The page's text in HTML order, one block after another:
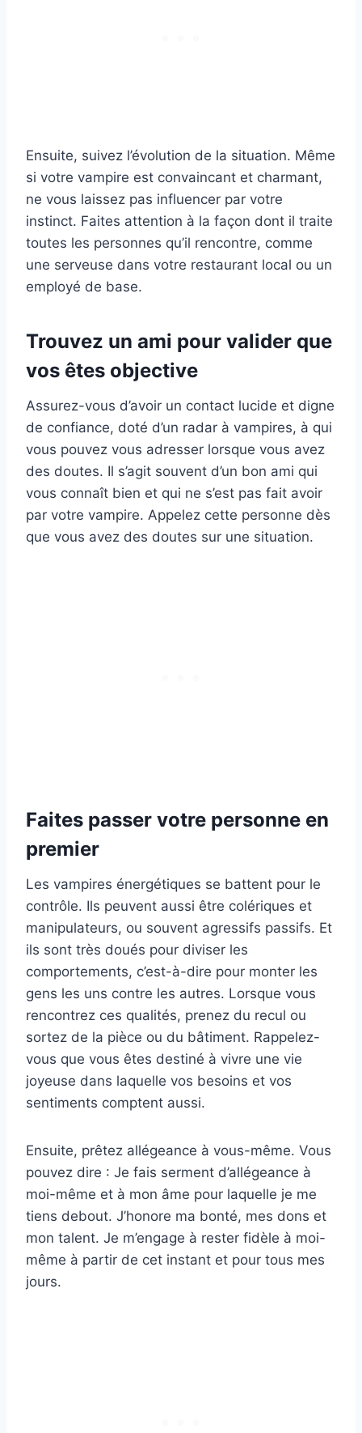
Ensuite, suivez l’évolution de la situation. Même
si votre vampire est convaincant et charmant,
ne vous laissez pas influencer par votre
instinct. Faites attention à la façon dont il traite
toutes les personnes qu’il rencontre, comme
une serveuse dans votre restaurant local ou un
employé de base.
Trouvez un ami pour valider que
vos êtes objective
Assurez-vous d’avoir un contact lucide et digne
de confiance, doté d’un radar à vampires, à qui
vous pouvez vous adresser lorsque vous avez
des doutes. Il s’agit souvent d’un bon ami qui
vous connaît bien et qui ne s’est pas fait avoir
par votre vampire. Appelez cette personne dès
que vous avez des doutes sur une situation.
Faites passer votre personne en
premier
Les vampires énergétiques se battent pour le
contrôle. Ils peuvent aussi être colériques et
manipulateurs, ou souvent agressifs passifs. Et
ils sont très doués pour diviser les
comportements, c’est-à-dire pour monter les
gens les uns contre les autres. Lorsque vous
rencontrez ces qualités, prenez du recul ou
sortez de la pièce ou du bâtiment. Rappelez-
vous que vous êtes destiné à vivre une vie
joyeuse dans laquelle vos besoins et vos
sentiments comptent aussi.
Ensuite, prêtez allégeance à vous-même. Vous
pouvez dire : Je fais serment d’allégeance à
moi-même et à mon âme pour laquelle je me
tiens debout. J’honore ma bonté, mes dons et
mon talent. Je m’engage à rester fidèle à moi-
même à partir de cet instant et pour tous mes
jours.